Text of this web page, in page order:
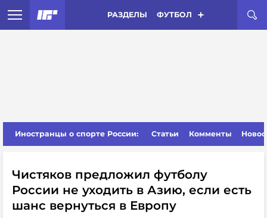
РАЗДЕЛЫ ФУТБОЛ
Иностранцы о спорте России: Статьи Комменты
Чистяков предложил футболу
России не уходить в Азию, если есть
шанс вернуться в Европу